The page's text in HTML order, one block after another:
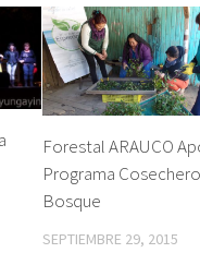
Forestal ARAUCO
Programa
Bosque
SEPTIEMBRE 29, 2015